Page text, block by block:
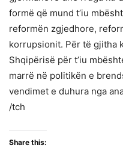
formë që mund t’iu
reformën zgjedhore,
korrupsionit. Për të gjitha
Shqipërisë për t’iu
marrë në politikën e
vendimet e duhura nga
/tch
Share this: